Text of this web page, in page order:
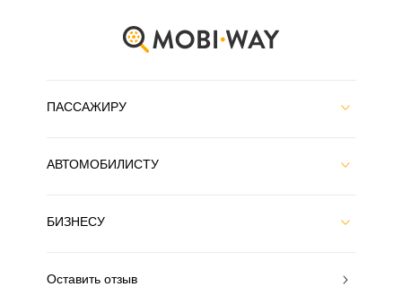
ПАССАЖИРУ
АВТОМОБИЛИСТУ
БИЗНЕСУ
Оставить отзыв